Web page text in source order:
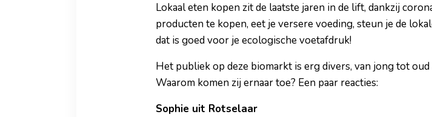
Lokaal eten kopen zit de laatste jaren in de lift, dankzij
producten te kopen, eet je versere voeding, steun je de
dat is goed voor je ecologische voetafdruk!
Het publiek op deze biomarkt is erg divers, van jong tot
Waarom komen zij ernaar toe? Een paar reacties:
Sophie uit Rotselaar